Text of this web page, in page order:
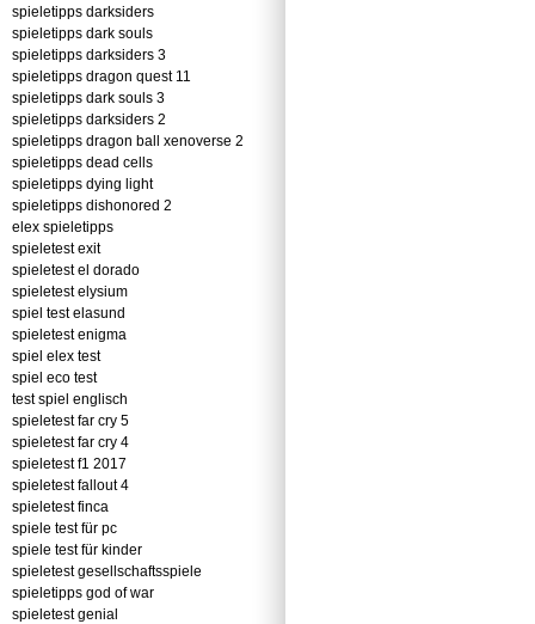
spieletipps darksiders
spieletipps dark souls
spieletipps darksiders 3
spieletipps dragon quest 11
spieletipps dark souls 3
spieletipps darksiders 2
spieletipps dragon ball xenoverse 2
spieletipps dead cells
spieletipps dying light
spieletipps dishonored 2
elex spieletipps
spieletest exit
spieletest el dorado
spieletest elysium
spiel test elasund
spieletest enigma
spiel elex test
spiel eco test
test spiel englisch
spieletest far cry 5
spieletest far cry 4
spieletest f1 2017
spieletest fallout 4
spieletest finca
spiele test für pc
spiele test für kinder
spieletest gesellschaftsspiele
spieletipps god of war
spieletest genial